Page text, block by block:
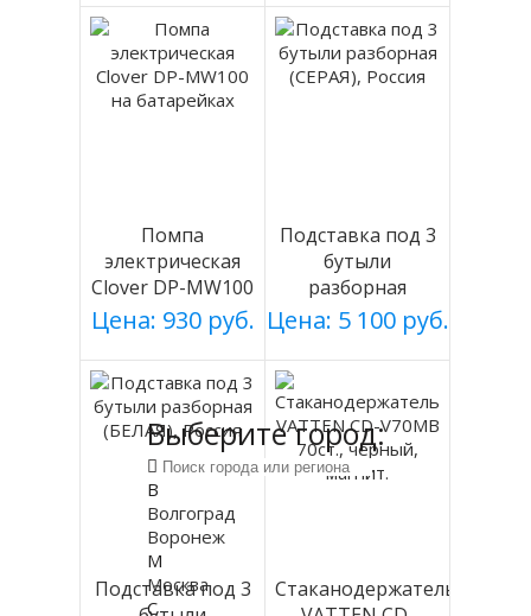
Помпа
электрическая
Clover DP-MW100
на батарейках
Цена: 930 руб.
Подставка под 3
бутыли
разборная
(СЕРАЯ), Россия
Цена: 5 100 руб.
Подставка под 3
Стаканодержатель
Выберите город:
В
Волгоград
Воронеж
М
Москва
С